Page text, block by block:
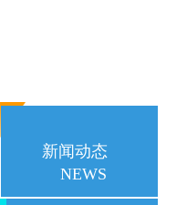
新闻动态
NEWS